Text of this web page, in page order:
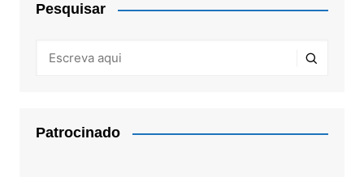
Pesquisar
Patrocinado